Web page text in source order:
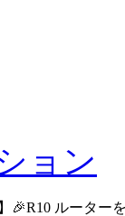
ョン
🎉R10 ルータ